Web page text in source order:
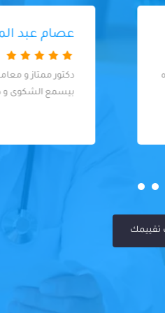
و اسلوب راقي جدا و
في التعامل